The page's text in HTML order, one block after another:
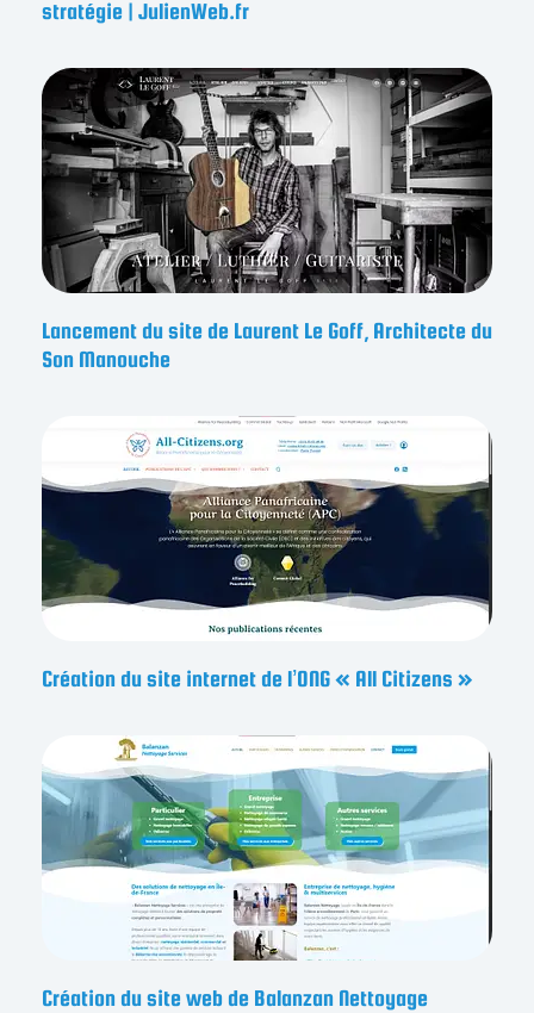
stratégie | JulienWeb.fr
Lancement du site de Laurent Le Goff, Architecte du
Son Manouche
Création du site internet de l’ONG « All Citizens »
Création du site web de Balanzan Nettoyage